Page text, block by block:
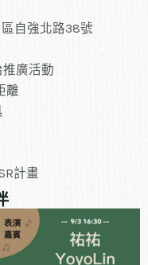
自強北路38號
廣活動
離
計畫